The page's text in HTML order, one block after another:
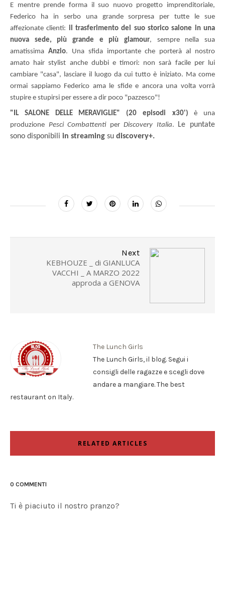
E mentre prende forma il suo nuovo progetto imprenditoriale,
Federico ha in serbo una grande sorpresa per tutte le sue
affezionate clienti: il trasferimento del suo storico salone in una
nuova sede, più grande e più glamour, sempre nella sua
amatissima Anzio. Una sfida importante che porterà al nostro
amato hair stylist anche dubbi e timori: non sarà facile per lui
cambiare "casa", lasciare il luogo da cui tutto è iniziato. Ma come
ormai sappiamo Federico ama le sfide e ancora una volta vorrà
stupire e stupirsi per essere a dir poco "pazzesco"!
"IL SALONE DELLE MERAVIGLIE" (20 episodi x30') è una
produzione Pesci Combattenti per Discovery Italia.
Le puntate
sono disponibili in streaming su discovery+.
Next
KEBHOUZE _ di GIANLUCA
VACCHI _ A MARZO 2022
approda a GENOVA
The Lunch Girls
The Lunch Girls, il blog. Segui i
consigli delle ragazze e scegli dove
andare a mangiare. The best
restaurant on Italy.
RELATED ARTICLES
0 COMMENTI
Ti è piaciuto il nostro pranzo?